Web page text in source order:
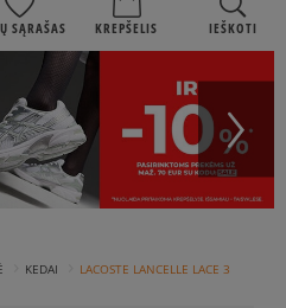
SĄRAŠAS KREPŠELIS IEŠKOTI
KEDAI LACOSTE LANCELLE LACE 3